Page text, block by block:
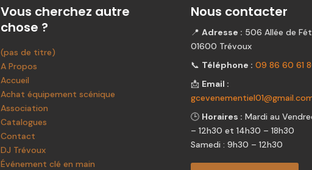
Vous cherchez autre
chose ?
(pas de titre)
A Propos
Accueil
Achat équipement scénique
Association
Catalogues
Contact
DJ Trévoux
Événement clé en main
Nous contacter
📍 Adresse : 506 Allée de
01600 Trévoux
📞 Téléphone : 09 86 60 61
📩 Email :
🕒 Horaires : Mardi au
– 12h30 et 14h30 – 18h30
Samedi : 9h30 – 12h30